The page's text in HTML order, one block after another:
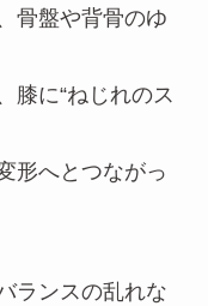
骨盤や背骨のゆ
膝に“ねじれのス
形へとつながっ
ランスの乱れな